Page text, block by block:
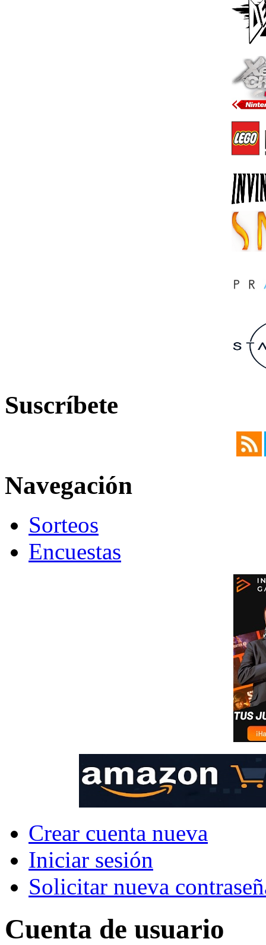
Suscríbete
Navegación
Sorteos
Encuestas
Crear cuenta nueva
Iniciar sesión
Solicitar nueva
Cuenta de usuario